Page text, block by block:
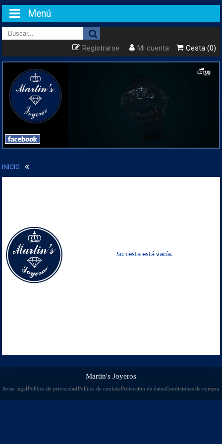
Cesta (0)
Mi cuenta
Registrarse
Menú
INICIO
Su cesta está vacía.
Martin's Joyeros
Aviso legalPolítica de privacidadPolítica de cookiesProtección de datosCondiciones de compra